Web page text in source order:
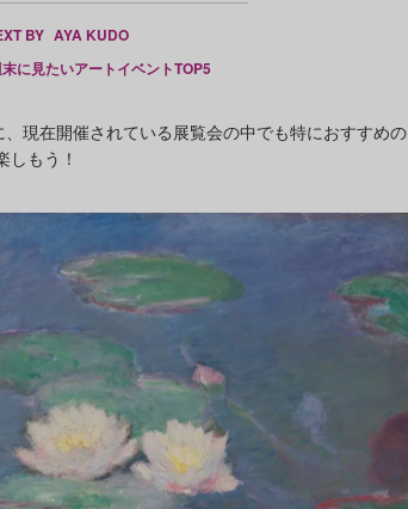
BY AYA KUDO
に見たいアートイベントTOP5
現在開催されている展覧会の中でも特におすすめの
もう！